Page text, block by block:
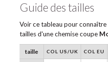
Guide des tailles
Voir ce tableau pour
tailles d'une chemise coupe
COL US/UK COL EU
taille